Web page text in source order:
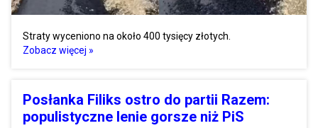
Straty wyceniono na około 400 tysięcy złotych.
Zobacz więcej »
Posłanka Filiks ostro do partii Razem:
populistyczne lenie gorsze niż PiS